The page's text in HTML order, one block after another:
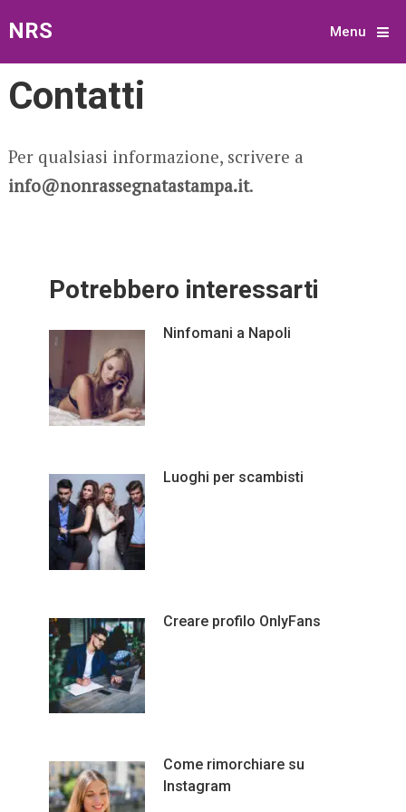
NRS Menu
Contatti
Per qualsiasi informazione, scrivere a
info@nonrassegnatastampa.it.
Potrebbero interessarti
Ninfomani a Napoli
Luoghi per scambisti
Creare profilo OnlyFans
Come rimorchiare su
Instagram